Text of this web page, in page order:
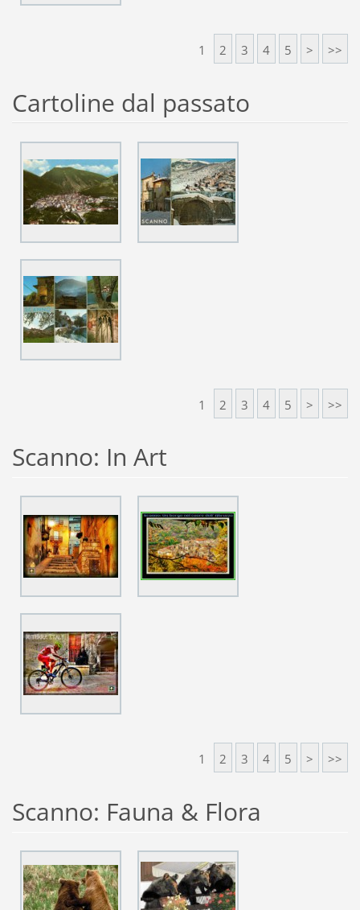
1 2 3 4 5 > >>
Cartoline dal passato
1 2 3 4 5 > >>
Scanno: In Art
1 2 3 4 5 > >>
Scanno: Fauna & Flora